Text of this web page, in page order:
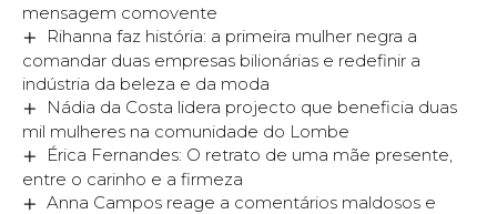
mensagem comovente
Rihanna faz história: a primeira mulher negra a
comandar duas empresas bilionárias e redefinir a
indústria da beleza e da moda
Nádia da Costa lidera projecto que beneficia duas
mil mulheres na comunidade do Lombe
Érica Fernandes: O retrato de uma mãe presente,
entre o carinho e a firmeza
Anna Campos reage a comentários maldosos e